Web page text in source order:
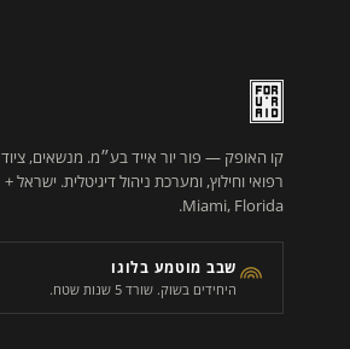
קו האופק — פור יור אייד בע״מ. מנשאים, ציוד
רפואי וחילוץ, ומערכת ניהול דיגיטלית. ישראל +
Miami, Florida.
שבב מוטמע בלוגו
היחידים בשוק. שורד 5 שנות שטח.